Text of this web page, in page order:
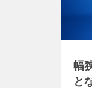
幅
と